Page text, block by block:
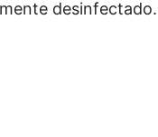
desinfectado.